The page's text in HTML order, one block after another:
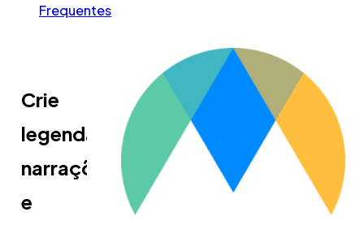
Frequentes
Crie
legendas,
narrações
e